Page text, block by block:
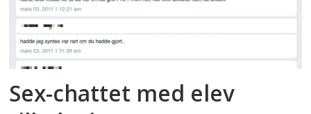
Sex-chattet med elev